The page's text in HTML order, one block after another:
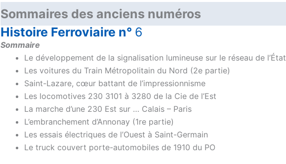
Sommaires des anciens numéros
Histoire Ferroviaire n° 6
Sommaire
Le développement de la signalisation lumineuse sur le réseau de l’État
Les voitures du Train Métropolitain du Nord (2e partie)
Saint-Lazare, cœur battant de l’impressionnisme
Les locomotives 230 3101 à 3280 de la Cie de l’Est
La marche d’une 230 Est sur … Calais – Paris
L’embranchement d’Annonay (1re partie)
Les essais électriques de l’Ouest à Saint-Germain
Le truck couvert porte-automobiles de 1910 du PO